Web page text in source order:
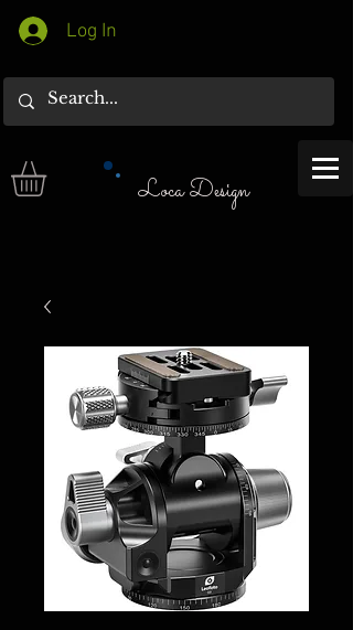
Log In
Loca Design